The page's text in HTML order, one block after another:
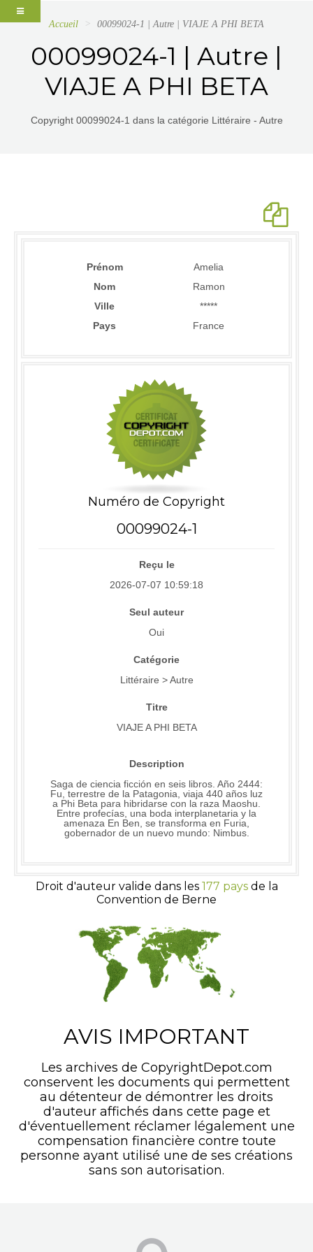
Accueil 00099024-1 | Autre | VIAJE A PHI BETA
00099024-1 | Autre |
VIAJE A PHI BETA
Copyright 00099024-1 dans la catégorie Littéraire - Autre
Prénom
Amelia
Nom
Ramon
Ville
*****
Pays
France
Numéro de Copyright
00099024-1
Reçu le
2026-07-07 10:59:18
Seul auteur
Oui
Catégorie
Littéraire > Autre
Titre
VIAJE A PHI BETA
Description
Saga de ciencia ficción en seis libros. Año 2444:
Fu, terrestre de la Patagonia, viaja 440 años luz
a Phi Beta para hibridarse con la raza Maoshu.
Entre profecías, una boda interplanetaria y la
amenaza En Ben, se transforma en Furia,
gobernador de un nuevo mundo: Nimbus.
Droit d'auteur valide dans les 177 paysde la
Convention de Berne
AVIS IMPORTANT
Les archives de CopyrightDepot.com
conservent les documents qui permettent
au détenteur de démontrer les droits
d'auteur affichés dans cette page et
d'éventuellement réclamer légalement une
compensation financière contre toute
personne ayant utilisé une de ses créations
sans son autorisation.